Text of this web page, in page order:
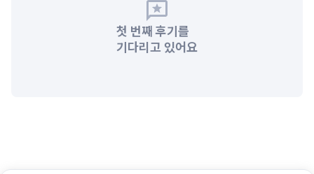
첫 번째 후기를
기다리고 있어요